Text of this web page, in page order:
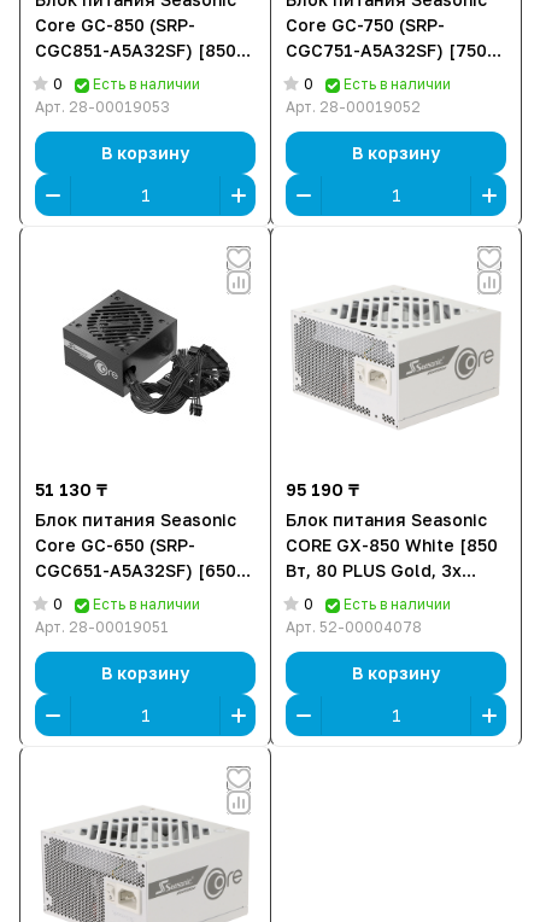
Core GC-850 (SRP-
CGC851-A5A32SF) [850
Вт, 80 PLUS Gold, 2x
SATA, 1 x 16 pin
PCIe, 2x 4+4 pin CPU,
EPS12V, ATX]
0
Есть в наличии
Арт. 28-00019053
В корзину
Core GC-750 (SRP-
CGC751-A5A32SF) [750
Вт, 80 PLUS Gold, 2x
SATA, 1 x 16 pin
PCIe, 2x 4+4 pin CPU,
EPS12V, ATX]
0
Есть в наличии
Арт. 28-00019052
В корзину
51 130 ₸
Блок питания Seasonic
Core GC-650 (SRP-
CGC651-A5A32SF) [650
Вт, 80 PLUS Gold, 2x
SATA, 2 x 6+2 pin PCIe, 2x
0
Есть в наличии
Арт. 28-00019051
В корзину
95 190 ₸
Блок питания Seasonic
CORE GX-850 White [850
Вт, 80 PLUS Gold, 3x
SATA, 1 x 16 pin
(12VHPWR), 3 x 6+2 pin
0
Есть в наличии
Арт. 52-00004078
В корзину